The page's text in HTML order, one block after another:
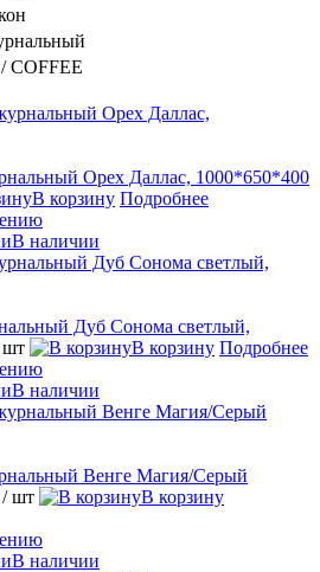
Орех Даллас, 1000*650*400
В корзину Подробнее
В наличии
Дуб Сонома светлый,
шт В корзину Подробнее
В наличии
Венге Магия/Серый
/ шт
В корзину
В наличии